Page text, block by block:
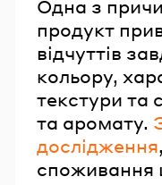
Одна з
продукт
відчуттів
кольору,
текстури та
та аромату.
дослідження
споживання